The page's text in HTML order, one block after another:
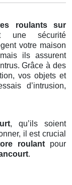
roulants
sur
une sécurité
votre maison
ils assurent
Grâce à des
vos objets et
d’intrusion,
, qu’ils soient
il est crucial
roulantpour
.